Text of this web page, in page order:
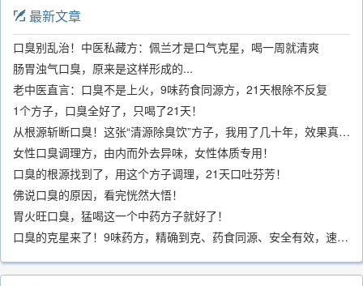
最新文章
口臭别乱治！中医私藏方：佩兰才是口气克星，喝一周就清爽
肠胃浊气口臭，原来是这样形成的...
老中医直言：口臭不是上火，9味药食同源方，21天根除不反复
1个方子，口臭全好了，只喝了21天！
从根源斩断口臭！这张“清源除臭饮”方子，我用了几十年，效果真不错
女性口臭调理方，由内而外去异味，女性体质专用！
口臭的根源找到了，用这个方子调理，21天口吐芬芳！
佛说口臭的原因，看完恍然大悟！
胃火旺口臭，猛喝这一个中药方子就好了！
口臭的克星来了！9味药方，精确到克、药食同源、安全有效，速看！